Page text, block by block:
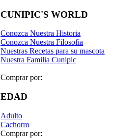
CUNIPIC'S WORLD
Conozca Nuestra Historia
Conozca Nuestra Filosofía
Nuestras Recetas para su mascota
Nuestra Familia Cunipic
Comprar por:
EDAD
Adulto
Cachorro
Comprar por: